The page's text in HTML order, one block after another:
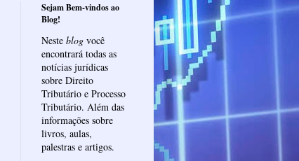
Sejam Bem-vindos ao
Blog!
Neste blog você
encontrará todas as
notícias jurídicas
sobre Direito
Tributário e Processo
Tributário. Além das
informações sobre
livros, aulas,
palestras e artigos.